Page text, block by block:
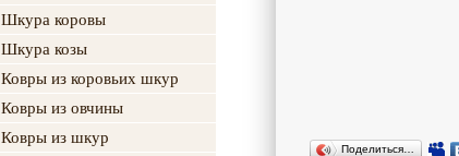
Шкура коровы
Шкура козы
Ковры из коровьих шкур
Ковры из овчины
Ковры из шкур
Поделиться…